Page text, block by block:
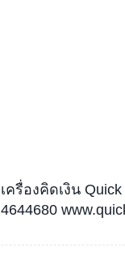
เครื่องคิดเงิน
4644680